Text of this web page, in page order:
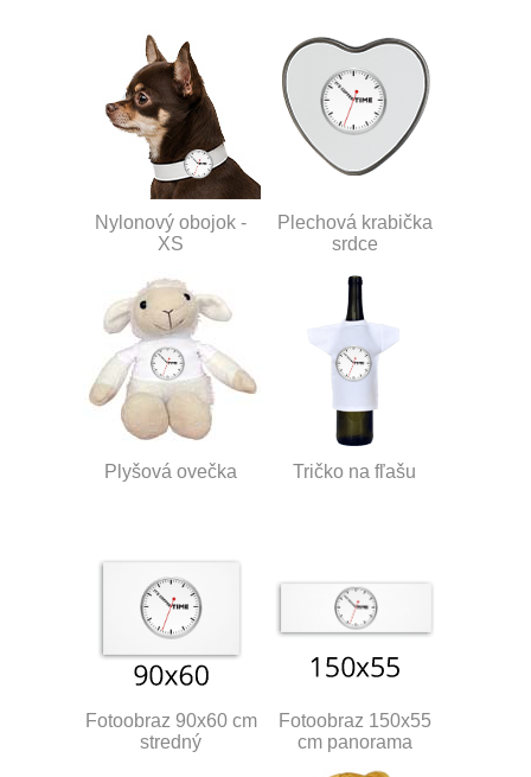
Nylonový obojok -
XS
Plechová krabička
srdce
Plyšová ovečka Tričko na fľašu
Fotoobraz 90x60 cm
stredný
Fotoobraz 150x55
cm panorama